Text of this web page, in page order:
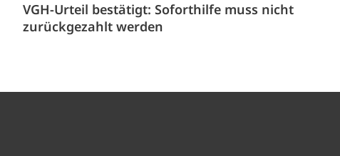
VGH-Urteil bestätigt: Soforthilfe muss nicht
zurückgezahlt werden